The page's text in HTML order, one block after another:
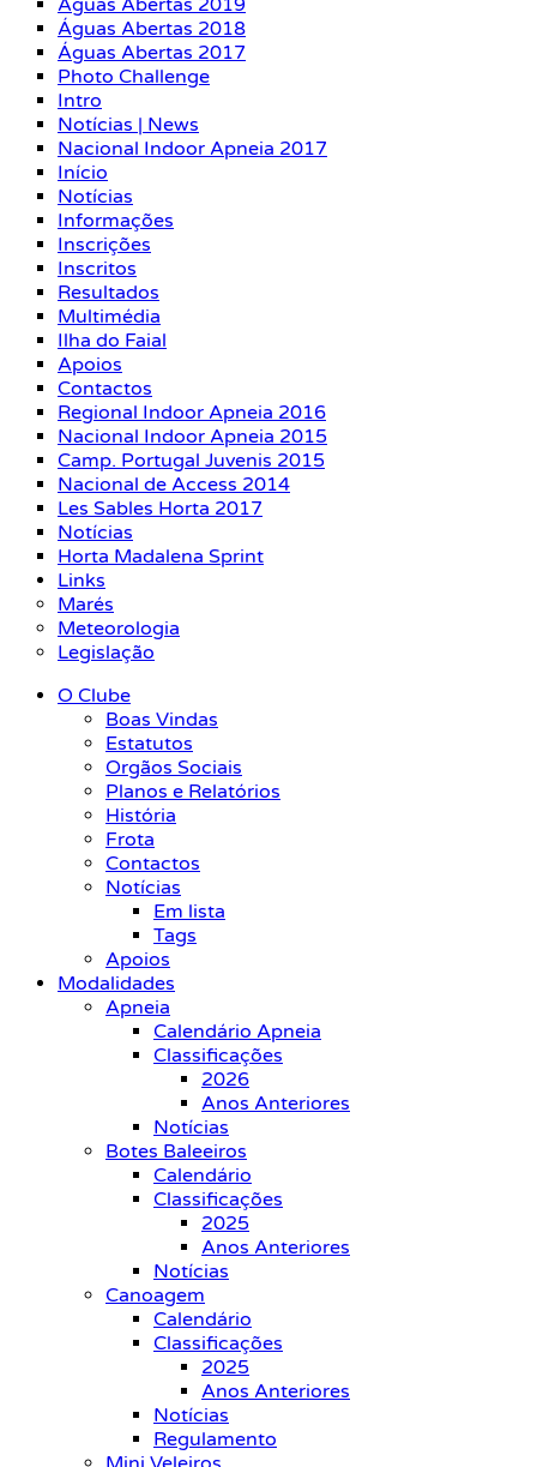
Águas Abertas 2019
Águas Abertas 2018
Águas Abertas 2017
Photo Challenge
Intro
Notícias | News
Nacional Indoor Apneia 2017
Início
Notícias
Informações
Inscrições
Inscritos
Resultados
Multimédia
Ilha do Faial
Apoios
Contactos
Regional Indoor Apneia 2016
Nacional Indoor Apneia 2015
Camp. Portugal Juvenis 2015
Nacional de Access 2014
Les Sables Horta 2017
Notícias
Horta Madalena Sprint
Links
Marés
Meteorologia
Legislação
O Clube
Boas Vindas
Estatutos
Orgãos Sociais
Planos e Relatórios
História
Frota
Contactos
Notícias
Em lista
Tags
Apoios
Modalidades
Apneia
Calendário Apneia
Classificações
2026
Anos Anteriores
Notícias
Botes Baleeiros
Calendário
Classificações
2025
Anos Anteriores
Notícias
Canoagem
Calendário
Classificações
2025
Anos Anteriores
Notícias
Regulamento